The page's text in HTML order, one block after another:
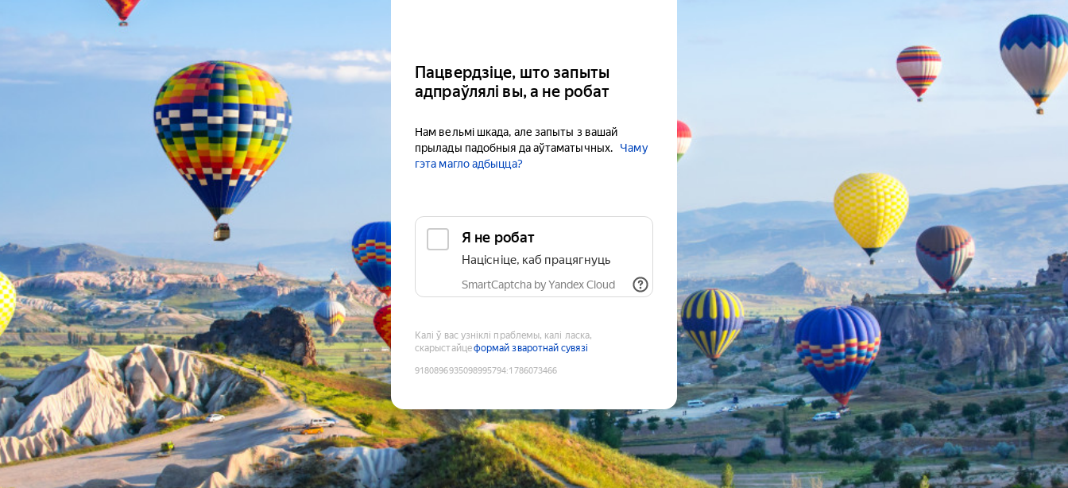
Пацвердзіце, што запыты
адпраўлялі вы, а не робат
Нам вельмі шкада, але запыты з вашай
прылады падобныя да аўтаматычных.
Чаму
гэта магло адбыцца?
Я не робат
Націсніце, каб працягнуць
SmartCaptcha by Yandex Cloud
Калі ў вас узніклі праблемы, калі ласка,
скарыстайцеформай зваротнай сувязі
9180896935098995794:1786073466